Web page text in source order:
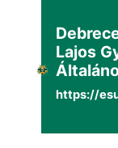
Lajos
https://